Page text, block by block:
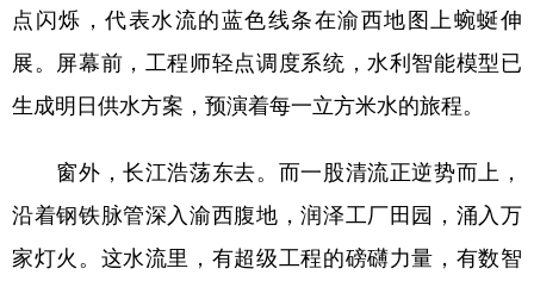
点闪烁，代表水流的蓝色线条在渝西地图上蜿蜒伸
展。屏幕前，工程师轻点调度系统，水利智能模型已
生成明日供水方案，预演着每一立方米水的旅程。
窗外，长江浩荡东去。而一股清流正逆势而上，
沿着钢铁脉管深入渝西腹地，润泽工厂田园，涌入万
家灯火。这水流里，有超级工程的磅礴力量，有数智